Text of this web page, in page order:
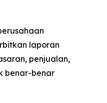
laporan
penjualan,
benar-benar